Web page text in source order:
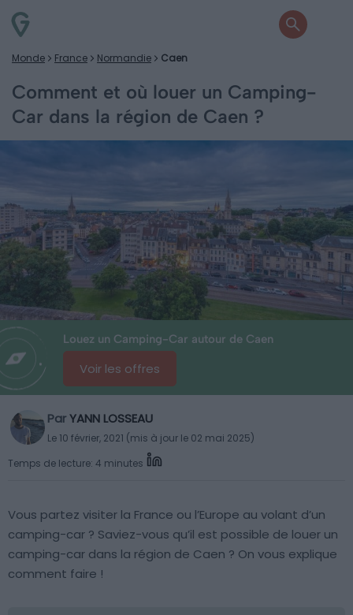
Monde France Normandie Caen
Comment et où louer un Camping-
Car dans la région de Caen ?
Louez un Camping-Car autour de Caen
Voir les offres
ParYANN LOSSEAU
Le 10 février, 2021 (mis à jour le 02 mai 2025)
Temps de lecture: 4 minutes
Vous partez visiter la France ou l’Europe au volant d’un
camping-car ? Saviez-vous qu’il est possible de louer un
camping-car dans la région de Caen ? On vous explique
comment faire !